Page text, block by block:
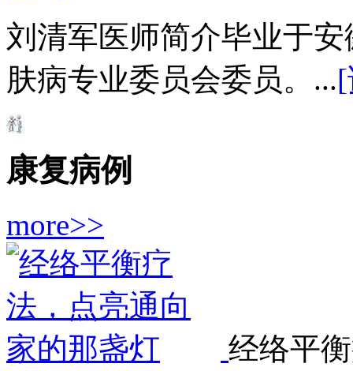
刘清军医师简介毕业于
肤病专业委员会委员。...
康复病例
more>>
经络平